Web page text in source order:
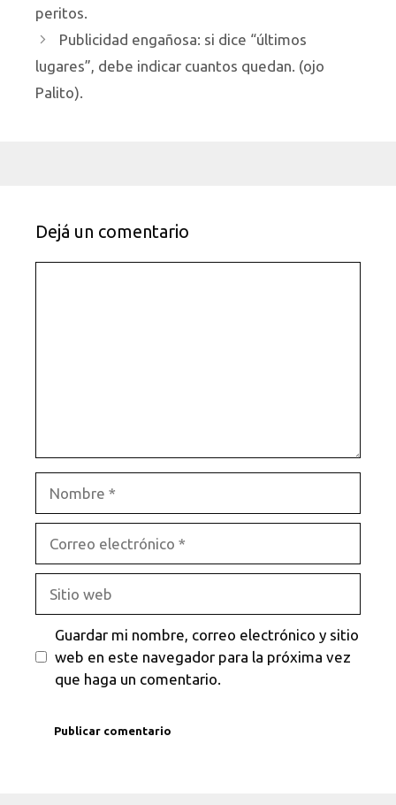
peritos.
Publicidad engañosa: si dice “últimos
lugares”, debe indicar cuantos quedan. (ojo
Palito).
Dejá un comentario
Guardar mi nombre, correo electrónico y sitio
web en este navegador para la próxima vez
que haga un comentario.